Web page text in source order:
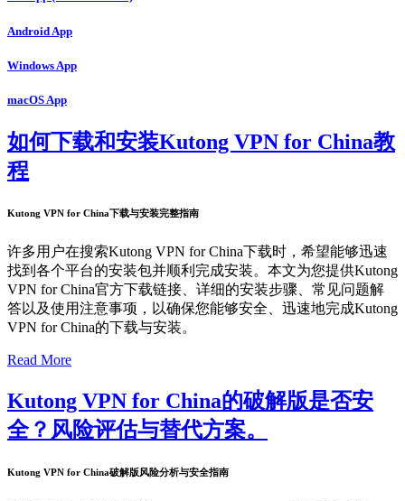
Android App
Windows App
macOS App
如何下载和安装Kutong VPN for China教
程
Kutong VPN for China下载与安装完整指南
许多用户在搜索Kutong VPN for China下载时，希望能够迅速
找到各个平台的安装包并顺利完成安装。本文为您提供Kutong
VPN for China官方下载链接、详细的安装步骤、常见问题解
答以及使用注意事项，以确保您能够安全、迅速地完成Kutong
VPN for China的下载与安装。
Read More
Kutong VPN for China的破解版是否安
全？风险评估与替代方案。
Kutong VPN for China破解版风险分析与安全指南